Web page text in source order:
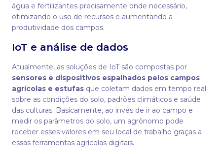
água e fertilizantes precisamente onde necessário,
otimizando o uso de recursos e aumentando a
produtividade dos campos.
IoT e análise de dados
Atualmente, as soluções de IoT são compostas por
sensores e dispositivos espalhados pelos campos
agrícolas e estufas que coletam dados em tempo real
sobre as condições do solo, padrões climáticos e saúde
das culturas. Basicamente, ao invés de ir ao campo e
medir os parâmetros do solo, um agrônomo pode
receber esses valores em seu local de trabalho graças a
essas ferramentas agrícolas digitais.